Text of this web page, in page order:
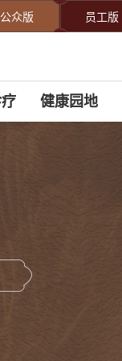
公众版 员工版
健康园地